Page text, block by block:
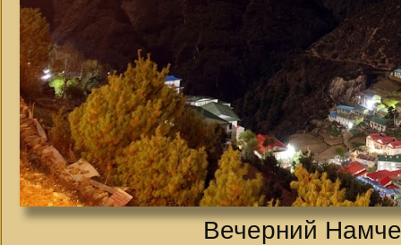
Вечерний